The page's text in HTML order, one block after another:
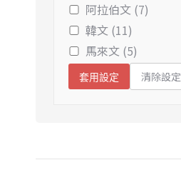
阿拉伯文 (7)
韓文 (11)
馬來文 (5)
套用設定 清除設定